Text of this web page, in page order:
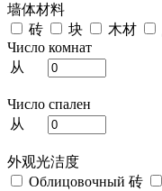
墙体材料
砖
块 木材
Число комнат
从
Число спален
从
外观光洁度
Облицовочный 砖